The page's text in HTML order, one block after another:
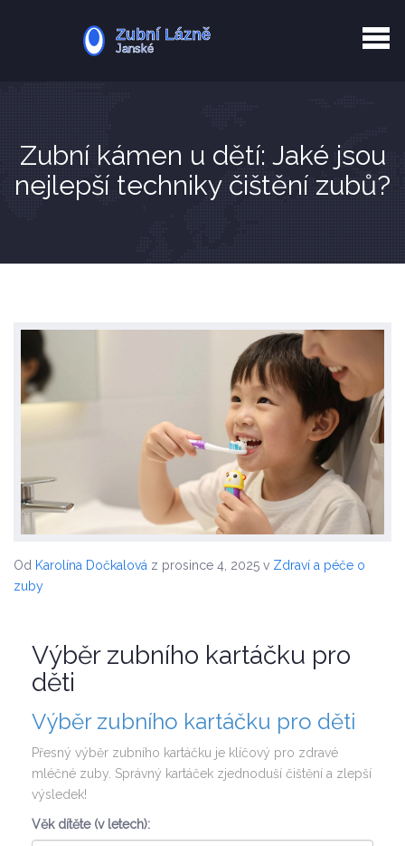
Zotavení po extrakci
Zubní kámen u dětí: Jaké jsou
nejlepší techniky čištění zubů?
Od Karolína Dočkalová z prosince 4, 2025 v Zdraví a péče o
zuby
Výběr zubního kartáčku pro
děti
Výběr zubního kartáčku pro děti
Přesný výběr zubního kartáčku je klíčový pro zdravé
mléčné zuby. Správný kartáček zjednoduší čištění a zlepší
výsledek!
Věk dítěte (v letech):